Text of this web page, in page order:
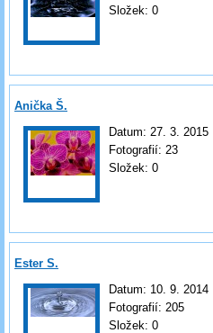
Složek: 0
Anička Š.
Datum: 27. 3. 2015
Fotografií: 23
Složek: 0
Ester S.
Datum: 10. 9. 2014
Fotografií: 205
Složek: 0